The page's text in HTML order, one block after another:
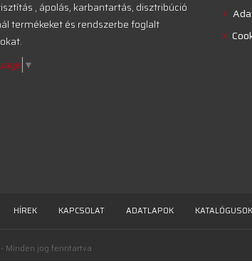
, ápolás, karbantartás, disztribúció
termékeket és rendszerbe foglalt
▼
HÍREK KAPCSOLAT ADATLAPOK
Minden jog fenntartva